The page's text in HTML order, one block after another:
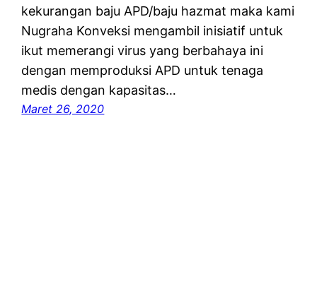
kekurangan baju APD/baju hazmat maka kami
Nugraha Konveksi mengambil inisiatif untuk
ikut memerangi virus yang berbahaya ini
dengan memproduksi APD untuk tenaga
medis dengan kapasitas…
Maret 26, 2020